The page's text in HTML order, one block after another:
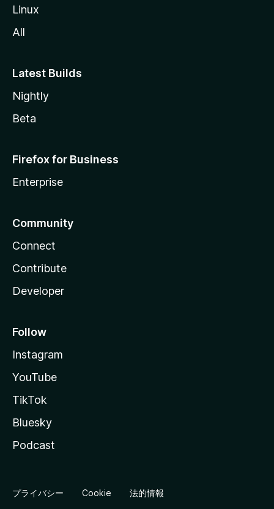
Linux
All
Latest Builds
Nightly
Beta
Firefox for Business
Enterprise
Community
Connect
Contribute
Developer
Follow
Instagram
YouTube
TikTok
Bluesky
Podcast
プライバシー Cookie 法的情報